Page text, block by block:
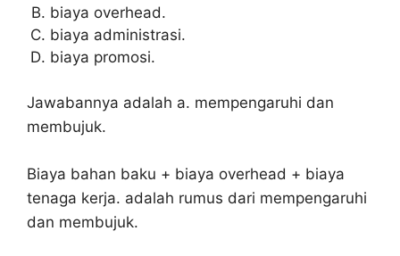
biaya overhead.
biaya administrasi.
biaya promosi.
Jawabannya adalah a. mempengaruhi dan
membujuk.
Biaya bahan baku + biaya overhead + biaya
tenaga kerja. adalah rumus dari mempengaruhi
dan membujuk.